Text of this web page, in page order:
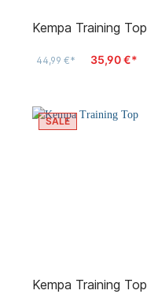
Kempa Training Top
44,99 €* 35,90 €*
SALE
Kempa Training Top